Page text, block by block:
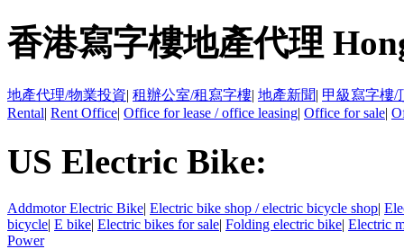
香港寫字樓地產代理
地產代理/物業投資| 租辦公室/租寫字樓| 地產新聞| 甲級寫字樓/
Rental| Rent Office| Office for lease / office leasing| Office for sale|
US Electric Bike:
Addmotor Electric Bike| Electric bike shop / electric bicycle shop|
bicycle| E bike| Electric bikes for sale| Folding electric bike| Electric
Power